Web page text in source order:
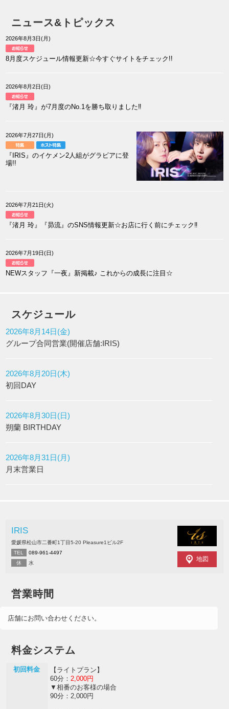
ニュース&トピックス
2026年8月3日(月)
8月度スケジュール情報更新☆今すぐサイトをチェック!!
2026年8月2日(日)
『渚月 玲』が7月度のNo.1を勝ち取りました‼
2026年7月27日(月)
『IRIS』のイケメン2人組がグラビアに登
場!!
2026年7月21日(火)
『渚月 玲』『昴流』のSNS情報更新☆お店に行く前にチェック‼
2026年7月19日(日)
NEWスタッフ『一夜』新掲載♪ これからの成長に注目☆
スケジュール
2026年8月14日(金)
グループ合同営業(開催店舗:IRIS)
2026年8月20日(木)
初回DAY
2026年8月30日(日)
朔蘭 BIRTHDAY
2026年8月31日(月)
月末営業日
IRIS
愛媛県松山市二番町1丁目5-20 Pleasure1ビル2F
TEL
089-961-4497
休
水 地図
営業時間
店舗にお問い合わせください。
料金システム
初回料金
【ライトプラン】
60分： 2,000円
▼相番のお客様の場合
90分：2,000円